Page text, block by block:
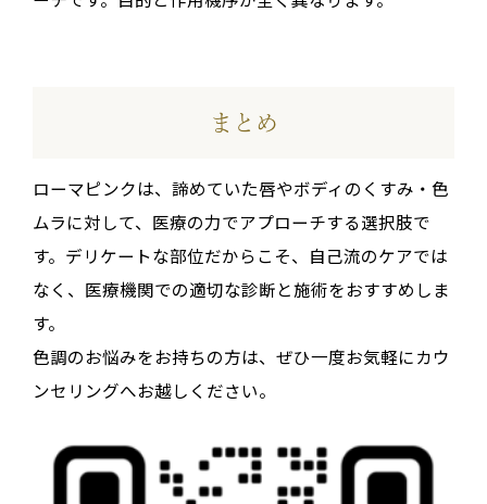
まとめ
ローマピンクは、諦めていた唇やボディのくすみ・色
ムラに対して、医療の力でアプローチする選択肢で
す。デリケートな部位だからこそ、自己流のケアでは
なく、医療機関での適切な診断と施術をおすすめしま
す。
色調のお悩みをお持ちの方は、ぜひ一度お気軽にカウ
ンセリングへお越しください。